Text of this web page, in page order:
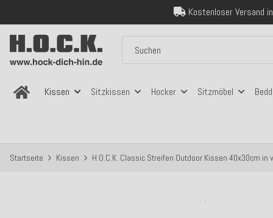
Über 120.000
Sicher
Kissen Sitzkissen Hocker Sitzmöbel
Startseite Kissen H.O.C.K. Classic Streifen Outdoor Kissen 40x30cm in